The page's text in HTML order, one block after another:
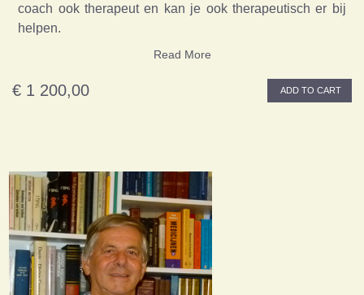
coach ook therapeut en kan je ook therapeutisch er bij
helpen.
Read More
€ 1 200,00 ADD TO CART